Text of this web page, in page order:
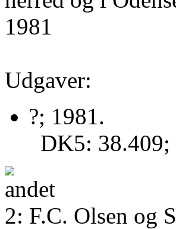
1981
Udgaver:
?; 1981.
DK5: 38.409;
2: F.C. Olsen og